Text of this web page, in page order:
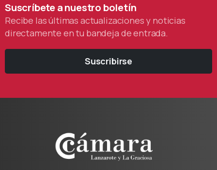
Suscríbeteanuestro boletín
Recibe las últimas actualizaciones y noticias
directamente en tu bandeja de entrada.
Suscribirse